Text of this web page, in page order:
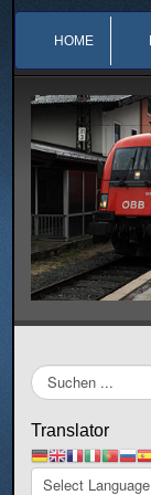
HOME
Suchen
...
Translator